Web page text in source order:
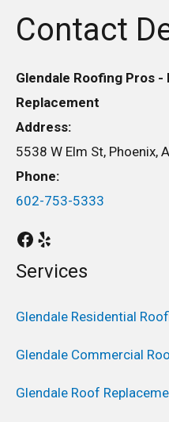
Contact
Glendale Roofing Pros -
Replacement
Address:
5538 W Elm St, Phoenix,
Phone:
602-753-5333
Services
Glendale Residential
Glendale Commercial
Glendale Roof